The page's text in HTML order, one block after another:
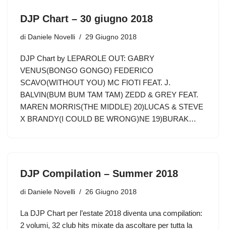
DJP Chart – 30 giugno 2018
di Daniele Novelli 29 Giugno 2018
DJP Chart by LEPAROLE OUT: GABRY
VENUS(BONGO GONGO) FEDERICO
SCAVO(WITHOUT YOU) MC FIOTI FEAT. J.
BALVIN(BUM BUM TAM TAM) ZEDD & GREY FEAT.
MAREN MORRIS(THE MIDDLE) 20)LUCAS & STEVE
X BRANDY(I COULD BE WRONG)NE 19)BURAK…
DJP Compilation – Summer 2018
di Daniele Novelli 26 Giugno 2018
La DJP Chart per l’estate 2018 diventa una compilation:
2 volumi, 32 club hits mixate da ascoltare per tutta la